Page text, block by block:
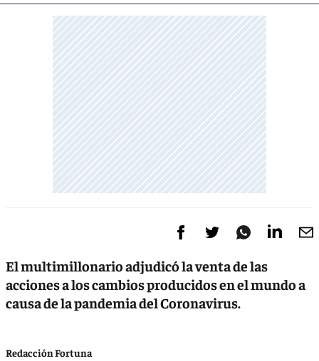
El multimillonario adjudicó la venta de las
acciones a los cambios producidos en el mundo a
causa de la pandemia del Coronavirus.
Redacción Fortuna